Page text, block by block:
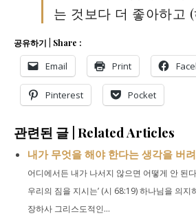
는 것보다 더 좋아하고 (
공유하기 | Share :
Email Print
Pinterest Pocket
관련된 글 | Related Articles
내가 무엇을 해야 한다는 생각을 버
어디에서든 내가 나서지 않으면 어떻게 안 된
우리의 짐을 지시는’ (시 68:19) 하나님을 의
장하사 그리스도적인...